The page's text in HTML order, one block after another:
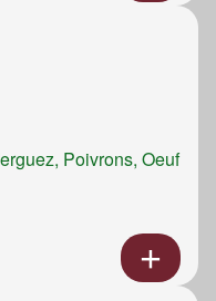
Poivrons, Oeuf